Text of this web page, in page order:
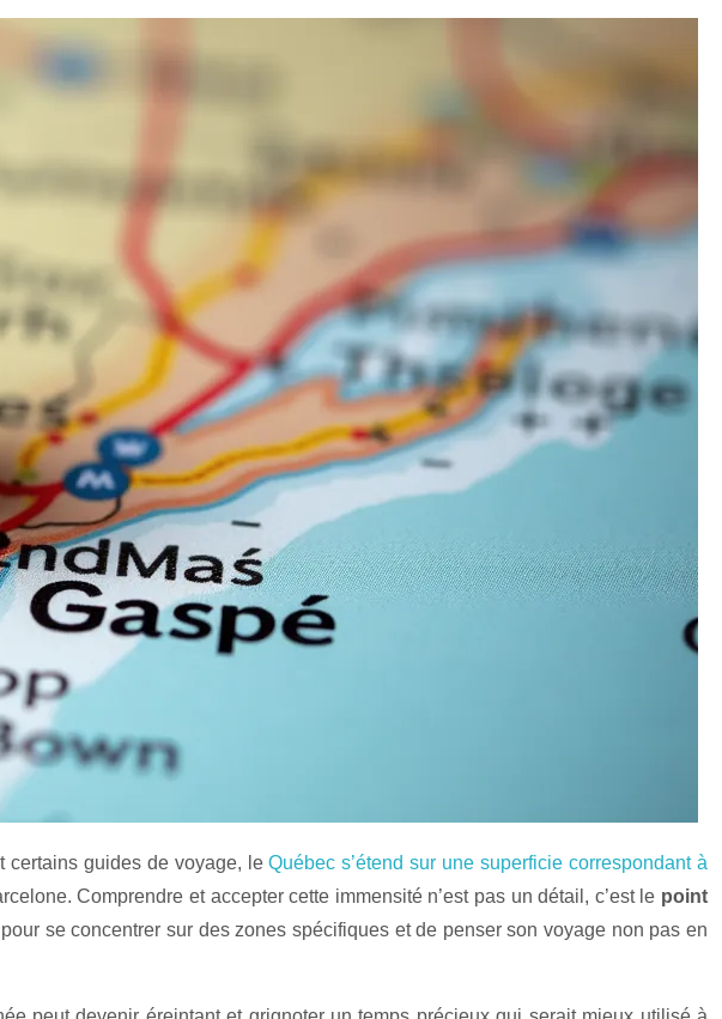
certains guides de voyage, leQuébec s’étend sur une superficie correspondant à
Comprendre et accepter cette immensité n’est pas un détail, c’est le point
se concentrer sur des zones spécifiques et de penser son voyage non pas en